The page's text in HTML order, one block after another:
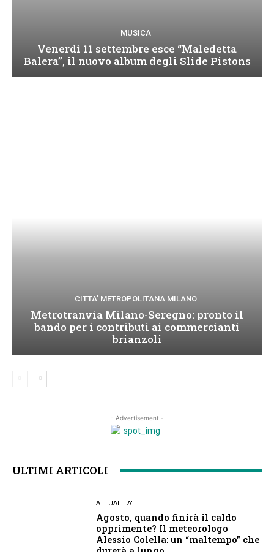
MUSICA
Venerdì 11 settembre esce “Maledetta
Balera”, il nuovo album degli Slide Pistons
CITTA' METROPOLITANA MILANO
Metrotranvia Milano-Seregno: pronto il
bando per i contributi ai commercianti
brianzoli
- Advertisement -
ULTIMI ARTICOLI
ATTUALITA'
Agosto, quando finirà il caldo
opprimente? Il meteorologo
Alessio Colella: un “maltempo” che